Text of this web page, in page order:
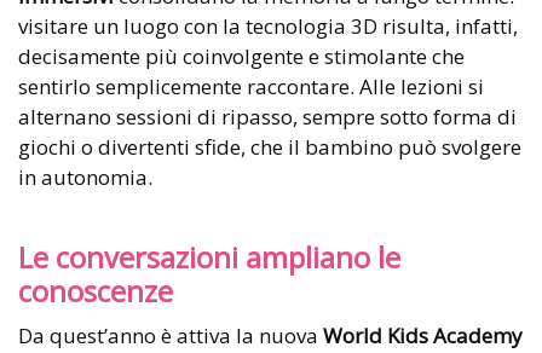
visitare un luogo con la tecnologia 3D risulta, infatti,
decisamente più coinvolgente e stimolante che
sentirlo semplicemente raccontare. Alle lezioni si
alternano sessioni di ripasso, sempre sotto forma di
giochi o divertenti sfide, che il bambino può svolgere
in autonomia.
Le conversazioni ampliano le
conoscenze
Da quest’anno è attiva la nuova World Kids Academy